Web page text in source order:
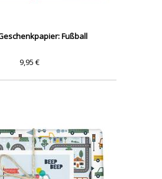
Fußball
9,95 €